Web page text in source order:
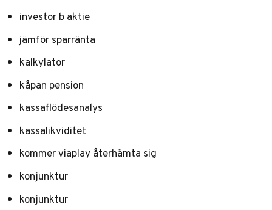
investor b aktie
jämför sparränta
kalkylator
kåpan pension
kassaflödesanalys
kassalikviditet
kommer viaplay återhämta sig
konjunktur
konjunktur